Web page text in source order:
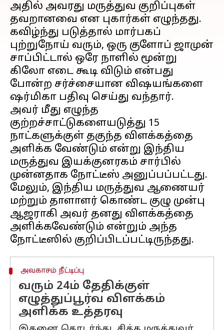
அதில் அவரது மருத்துவ குறிப்புகள்
தவறானவை என புகார்கள் எழுந்தது.
கவிழ்ந்து படுத்தால் மார்பகப்
புற்றுநோய் வரும், ஒரு குளோப் ஜாமுன்
சாப்பிட்டால் ஒரே நாளில் மூன்று
கிலோ எடை கூடி விடும் என்பது
போன்ற சர்ச்சையான விஷயங்களை
ஷர்மிகா பதிவு செய்து வந்தார்.
அவர் மீது எழுந்த
குற்றச்சாட்டுகளையடுத்து 15
நாட்களுக்குள் தகுந்த விளக்கத்தை
அளிக்க வேண்டும் என்று இந்திய
மருத்துவ இயக்குனரகம் சார்பில்
முன்னதாக நோட்டீஸ் அனுப்பப்பட்டது.
மேலும், இந்திய மருத்துவ ஆணையர்
மற்றும் தாளாளர் கொண்ட குழு முன்பு
ஆஜராகி அவர் தனது விளக்கத்தை
அளிக்கவேண்டும் என்றும் அந்த
அவகாசம் நீட்டிப்பு
வரும் 24ம் தேதிக்குள்
எழுத்துப்பூர்வ விளக்கம்
அளிக்க உத்தரவு